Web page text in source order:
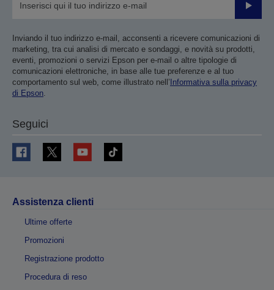
Invia
Inviando il tuo indirizzo e-mail, acconsenti a ricevere comunicazioni di
marketing, tra cui analisi di mercato e sondaggi, e novità su prodotti,
eventi, promozioni o servizi Epson per e-mail o altre tipologie di
comunicazioni elettroniche, in base alle tue preferenze e al tuo
comportamento sul web, come illustrato nell’ Informativa sulla privacy
di Epson.
Seguici
Assistenza clienti
Ultime offerte
Promozioni
Registrazione prodotto
Procedura di reso